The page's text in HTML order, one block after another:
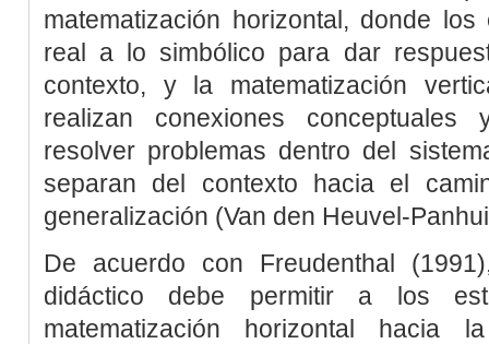
matematización horizontal, donde los
real a lo simbólico para dar
contexto, y la matematización
realizan conexiones
resolver problemas dentro del
separan del contexto hacia el
generalización (Van den Heuvel-
De acuerdo con Freudenthal (1991
didáctico debe permitir a los
matematización horizontal hacia